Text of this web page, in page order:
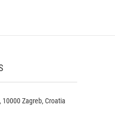
Zagreb, Croatia